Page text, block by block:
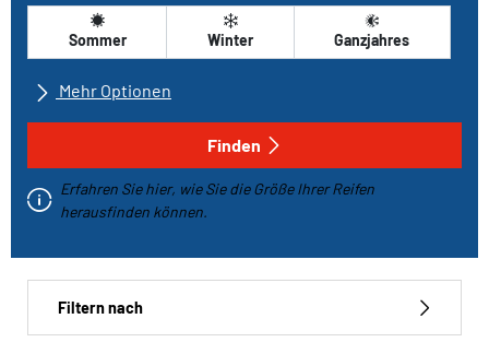
Sommer Winter Ganzjahres
Mehr Optionen
Alle Marken
Fahrzeugtyp
Run-flat
Finden
Erfahren Sie hier, wie Sie die Größe Ihrer Reifen
herausfinden können.
Filtern nach